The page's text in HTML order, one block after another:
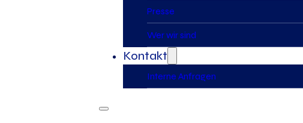
Presse
Wer wir sind
Kontakt
Interne Anfragen